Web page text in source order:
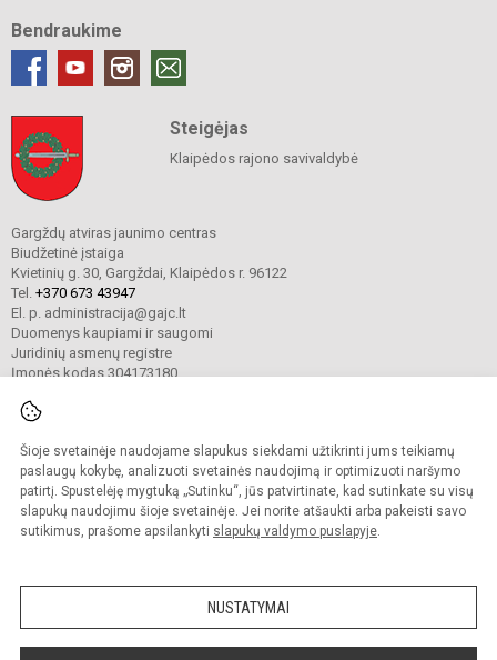
Šioje svetainėje naudojame slapukus siekdami užtikrinti jums teikiamų
paslaugų kokybę, analizuoti svetainės naudojimą ir optimizuoti naršymo
patirtį. Spustelėję mygtuką „Sutinku“, jūs patvirtinate, kad sutinkate su visų
slapukų naudojimu šioje svetainėje. Jei norite atšaukti arba pakeisti savo
sutikimus, prašome apsilankyti slapukų valdymo puslapyje.
NUSTATYMAI
Bendraukime
Steigėjas
Klaipėdos rajono savivaldybė
Gargždų atviras jaunimo centras
Biudžetinė įstaiga
Kvietinių g. 30, Gargždai, Klaipėdos r. 96122
Tel. +370 673 43947
El. p. administracija@gajc.lt
Duomenys kaupiami ir saugomi
Juridinių asmenų registre
Įmonės kodas 304173180
© 2024. Gargždų atviras jaunimo centras. Visos teisės saugomos.
Kopijuoti turinį be raštiško įstaigos administracijos sutikimo griežtai draudžiama.
Prieinamumo paraiška Slapukų valdymas
Sumanus būdas atnaujinti